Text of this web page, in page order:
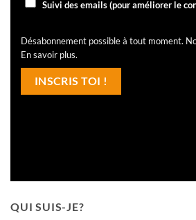
Suivi des emails (pour améliorer le
Désabonnement possible à tout moment.
En savoir plus.
QUI SUIS-JE?